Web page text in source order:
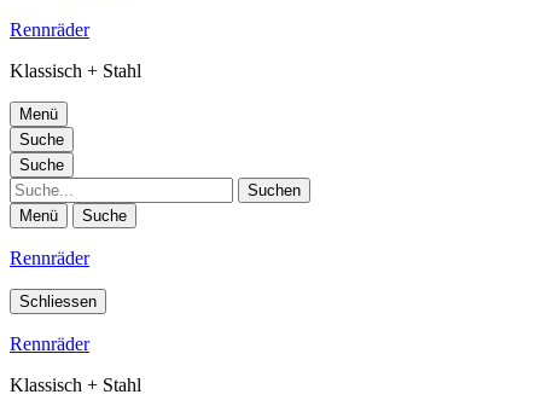
Rennräder
Klassisch + Stahl
Menü
Suche
Suche
Suche
Menü Suche
Rennräder
Schliessen
Rennräder
Klassisch + Stahl